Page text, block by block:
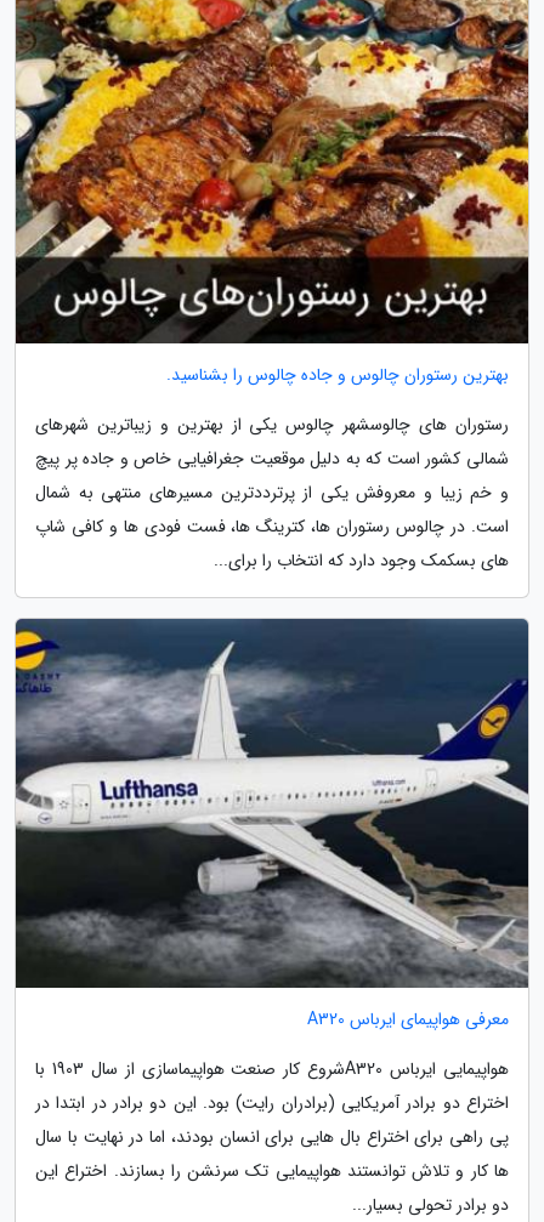
بهترین رستوران چالوس و جاده چالوس را بشناسید.
رستوران های چالوسشهر چالوس یکی از بهترین و زیباترین شهرهای
شمالی کشور است که به دلیل موقعیت جغرافیایی خاص و جاده پر پیچ
و خم زیبا و معروفش یکی از پرترددترین مسیرهای منتهی به شمال
است. در چالوس رستوران ها، کترینگ ها، فست فودی ها و کافی شاپ
های بسکمک وجود دارد که انتخاب را برای...
معرفی هواپیمای ایرباس A320
هواپیمایی ایرباس A320شروع کار صنعت هواپیماسازی از سال 1903 با
اختراع دو برادر آمریکایی (برادران رایت) بود. این دو برادر در ابتدا در
پی راهی برای اختراع بال هایی برای انسان بودند، اما در نهایت با سال
ها کار و تلاش توانستند هواپیمایی تک سرنشن را بسازند. اختراع این
دو برادر تحولی بسیار...